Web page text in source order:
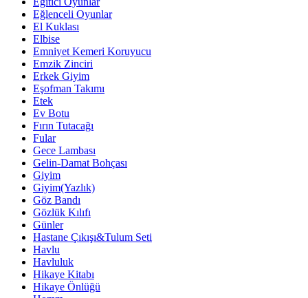
Eğlenceli Oyunlar
El Kuklası
Elbise
Emniyet Kemeri Koruyucu
Emzik Zinciri
Erkek Giyim
Eşofman Takımı
Etek
Ev Botu
Fırın Tutacağı
Fular
Gece Lambası
Gelin-Damat Bohçası
Giyim
Giyim(Yazlık)
Göz Bandı
Gözlük Kılıfı
Günler
Hastane Çıkışı&Tulum Seti
Havlu
Havluluk
Hikaye Kitabı
Hikaye Önlüğü